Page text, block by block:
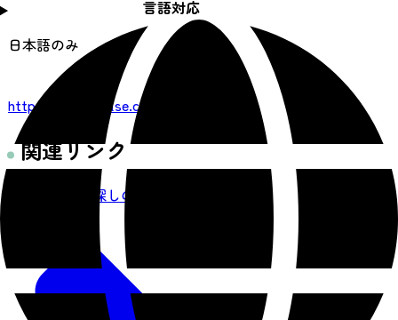
言語対応
日本語のみ
https://peak-base.com/
関連リンク
お泊り先をお探しの方はこちら